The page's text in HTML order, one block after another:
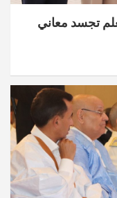
تجسد معاني